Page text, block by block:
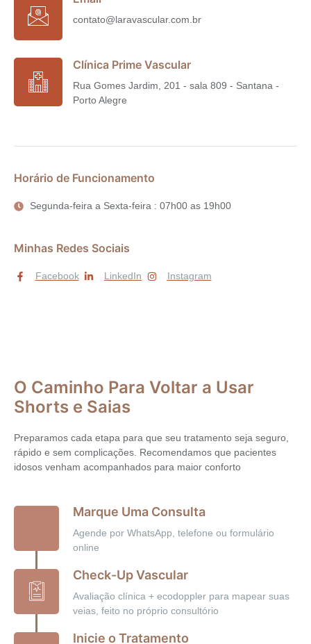
contato@laravascular.com.br
Clínica Prime Vascular
Rua Gomes Jardim, 201 - sala 809 - Santana -
Porto Alegre
Horário de Funcionamento
Segunda-feira a Sexta-feira : 07h00 as 19h00
Minhas Redes Sociais
Facebook LinkedIn Instagram
O Caminho Para Voltar a Usar
Shorts e Saias
Preparamos cada etapa para que seu tratamento seja seguro,
rápido e sem complicações. Recomendamos que pacientes
idosos venham acompanhados para maior conforto
Marque Uma Consulta
Agende por WhatsApp, telefone ou formulário
online
Check-Up Vascular
Avaliação clínica + ecodoppler para mapear suas
veias, feito no próprio consultório
Inicie o Tratamento